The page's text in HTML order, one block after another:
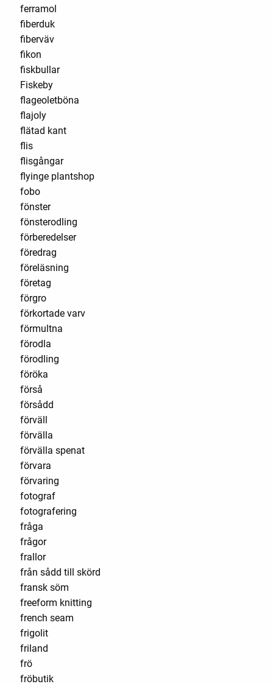
ferramol
fiberduk
fiberväv
fikon
fiskbullar
Fiskeby
flageoletböna
flajoly
flätad kant
flis
flisgångar
flyinge plantshop
fobo
fönster
fönsterodling
förberedelser
föredrag
föreläsning
företag
förgro
förkortade varv
förmultna
förodla
förodling
föröka
förså
försådd
förväll
förvälla
förvälla spenat
förvara
förvaring
fotograf
fotografering
fråga
frågor
frallor
från sådd till skörd
fransk söm
freeform knitting
french seam
frigolit
friland
frö
fröbutik